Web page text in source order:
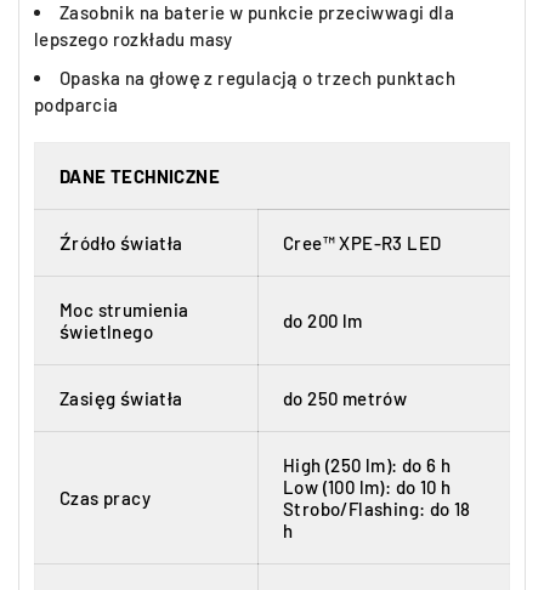
Zasobnik na baterie w punkcie przeciwwagi dla
lepszego rozkładu masy
Opaska na głowę z regulacją o trzech punktach
podparcia
DANE TECHNICZNE
Źródło światła Cree™ XPE-R3 LED
Moc strumienia
świetlnego
do 200 lm
Zasięg światła do 250 metrów
Czas pracy
High (250 lm): do 6 h
Low (100 lm): do 10 h
Strobo/Flashing: do 18
h